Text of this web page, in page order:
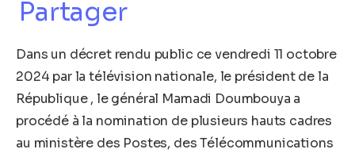
Partager
Dans un décret rendu public ce vendredi 11 octobre
2024 par la télévision nationale, le président de la
République , le général Mamadi Doumbouya a
procédé à la nomination de plusieurs hauts cadres
au ministère des Postes, des Télécommunications